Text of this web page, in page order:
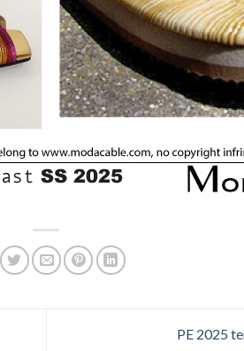
PE 2025